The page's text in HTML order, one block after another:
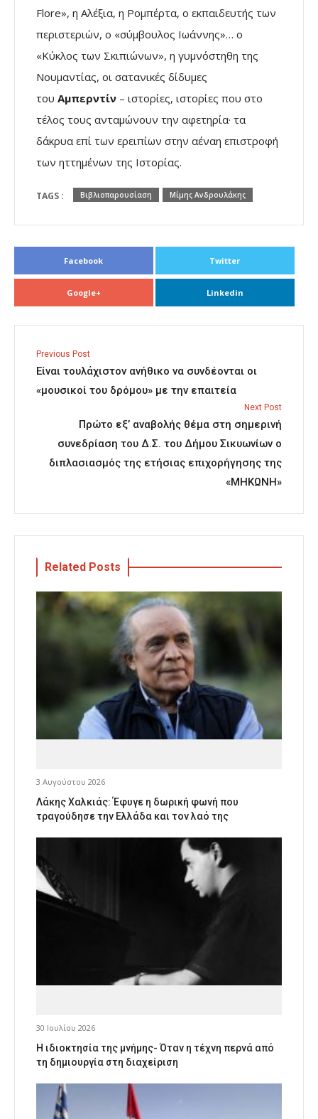
Flore», η Αλέξια, η Ρομπέρτα, ο εκπαιδευτής των
περιστεριών, ο «σύμβουλος Ιωάννης»… ο
«Κύκλος των Σκιπιώνων», η γυμνόστηθη της
Νουμαντίας, οι σατανικές δίδυμες
του Αμπερντίν – ιστορίες, ιστορίες που στο
τέλος τους ανταμώνουν την αφετηρία· τα
δάκρυα επί των ερειπίων στην αέναη επιστροφή
των ηττημένων της Ιστορίας.
TAGS : Βιβλιοπαρουσίαση Μίμης Ανδρουλάκης
Facebook Twitter
Google+ Linkedin
Previous Post
Είναι τουλάχιστον ανήθικο να συνδέονται οι
«μουσικοί του δρόμου» με την επαιτεία
Next Post
Πρώτο εξ’ αναβολής θέμα στη σημερινή
συνεδρίαση του Δ.Σ. του Δήμου Σικυωνίων ο
διπλασιασμός της ετήσιας επιχορήγησης της
«ΜΗΚΩΝΗ»
Related Posts
3 Αυγούστου 2026
Λάκης Χαλκιάς: Έφυγε η δωρική φωνή που
τραγούδησε την Ελλάδα και τον λαό της
30 Ιουλίου 2026
Η ιδιοκτησία της μνήμης- Όταν η τέχνη περνά από
τη δημιουργία στη διαχείριση